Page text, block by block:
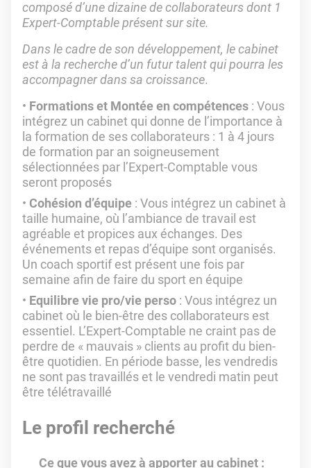
composé d’une dizaine de collaborateurs dont 1
Expert-Comptable présent sur site.
Dans le cadre de son développement, le cabinet
est à la recherche d’un futur talent qui pourra les
accompagner dans sa croissance.
Formations et Montée en compétences : Vous
intégrez un cabinet qui donne de l’importance à
la formation de ses collaborateurs : 1 à 4 jours
de formation par an soigneusement
sélectionnées par l’Expert-Comptable vous
seront proposés
Cohésion d’équipe : Vous intégrez un cabinet à
taille humaine, où l’ambiance de travail est
agréable et propices aux échanges. Des
événements et repas d’équipe sont organisés.
Un coach sportif est présent une fois par
semaine afin de faire du sport en équipe
Equilibre vie pro/vie perso : Vous intégrez un
cabinet où le bien-être des collaborateurs est
essentiel. L’Expert-Comptable ne craint pas de
perdre de « mauvais » clients au profit du bien-
être quotidien. En période basse, les vendredis
ne sont pas travaillés et le vendredi matin peut
être télétravaillé
Le profil recherché
Ce que vous avez à apporter au cabinet :